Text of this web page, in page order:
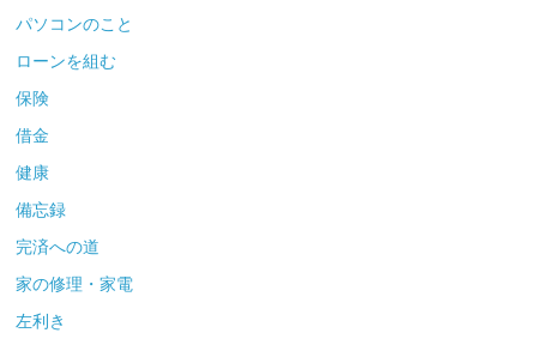
パソコンのこと
ローンを組む
保険
借金
健康
備忘録
完済への道
家の修理・家電
左利き